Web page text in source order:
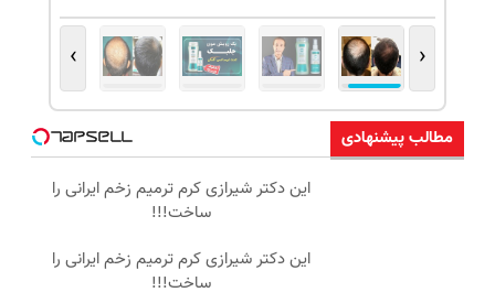
‹
›
مطالب پیشنهادی
این دکتر شیرازی کرم ترمیم زخم ایرانی را
ساخت!!!
این دکتر شیرازی کرم ترمیم زخم ایرانی را
ساخت!!!